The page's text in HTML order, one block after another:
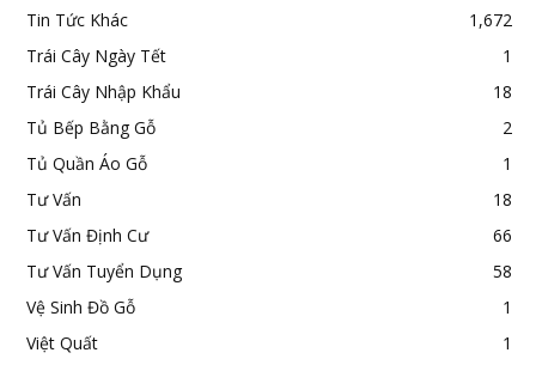
Tin Tức Khác
1,672
Trái Cây Ngày Tết
1
Trái Cây Nhập Khẩu
18
Tủ Bếp Bằng Gỗ
2
Tủ Quần Áo Gỗ
1
Tư Vấn
18
Tư Vấn Định Cư
66
Tư Vấn Tuyển Dụng
58
Vệ Sinh Đồ Gỗ
1
Việt Quất
1